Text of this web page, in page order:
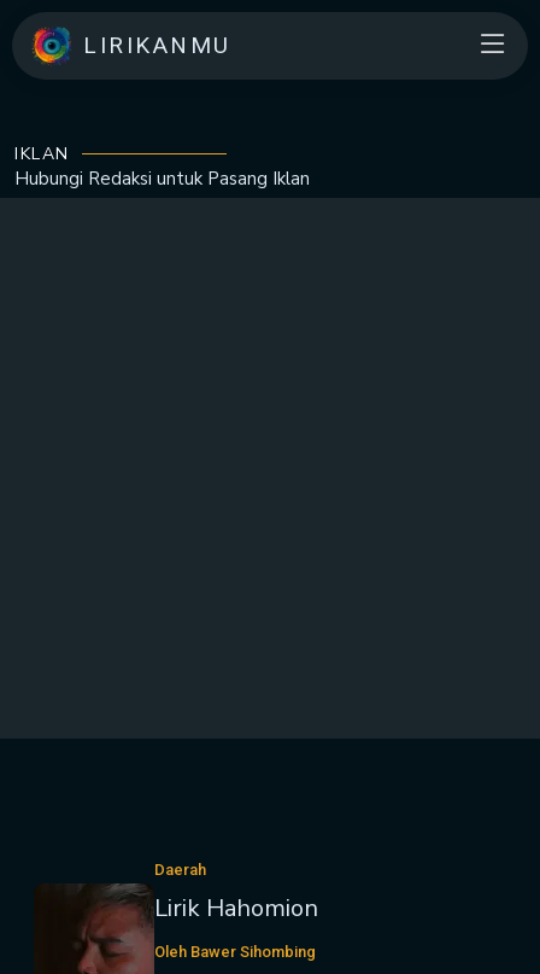
LIRIKANMU
IKLAN
Hubungi Redaksi untuk Pasang Iklan
Daerah
Lirik Hahomion
Oleh Bawer Sihombing